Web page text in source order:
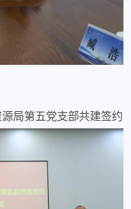
局第五党支部共建签约